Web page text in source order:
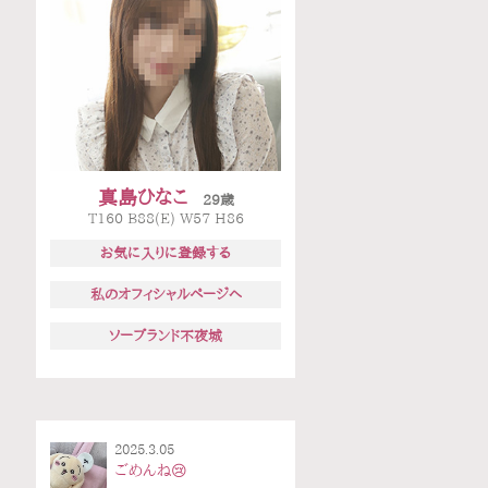
真島ひなこ
29歳
T160 B88(E) W57 H86
お気に入りに登録する
私のオフィシャルページへ
ソープランド不夜城
2025.3.05
ごめんね😢